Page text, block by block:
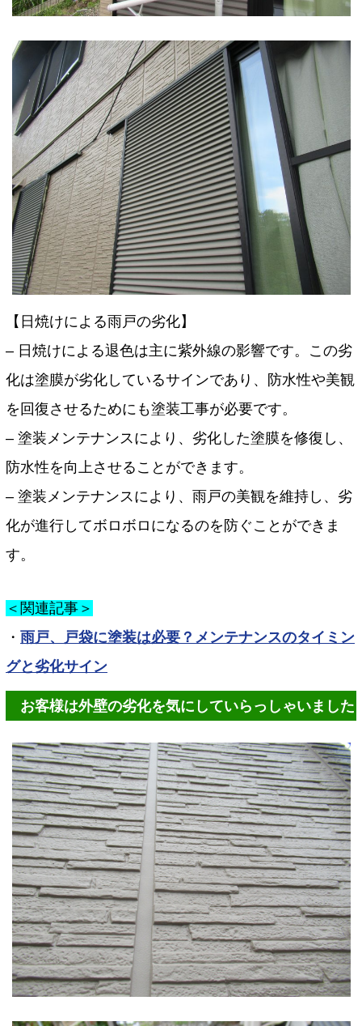
【日焼けによる雨戸の劣化】
– 日焼けによる退色は主に紫外線の影響です。この劣
化は塗膜が劣化しているサインであり、防水性や美観
を回復させるためにも塗装工事が必要です。
– 塗装メンテナンスにより、劣化した塗膜を修復し、
防水性を向上させることができます。
– 塗装メンテナンスにより、雨戸の美観を維持し、劣
化が進行してボロボロになるのを防ぐことができま
す。
＜関連記事＞
・ 雨戸、戸袋に塗装は必要？メンテナンスのタイミン
グと劣化サイン
お客様は外壁の劣化を気にしていらっしゃいました